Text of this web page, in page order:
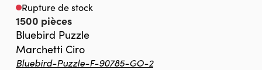
Rupture de stock
1500 pièces
Bluebird Puzzle
Marchetti Ciro
Bluebird-Puzzle-F-90785-GO-2